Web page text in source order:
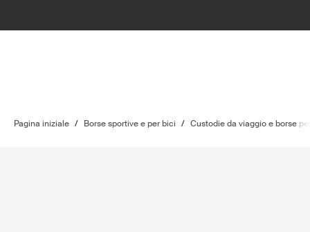
Pagina iniziale / Borse sportive e per bici / Custodie da viaggio e borse